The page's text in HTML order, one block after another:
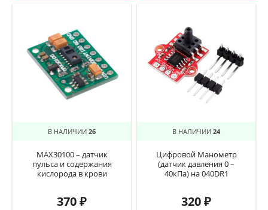
В НАЛИЧИИ 26
MAX30100 – датчик
пульса и содержания
кислорода в крови
370₽
В НАЛИЧИИ 24
Цифровой Манометр
(датчик давления 0 –
40кПа) на 040DR1
320₽